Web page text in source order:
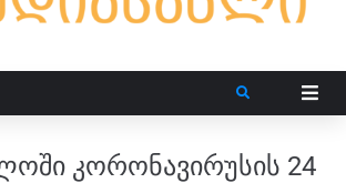
კორონავირუსის 24